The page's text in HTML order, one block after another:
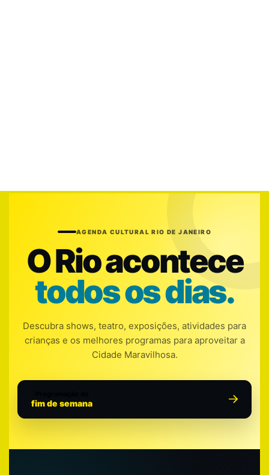
AGENDA CULTURAL RIO DE JANEIRO
O Rio acontece
todos os dias.
Descubra shows, teatro, exposições, atividades para
crianças e os melhores programas para aproveitar a
Cidade Maravilhosa.
fim de semana